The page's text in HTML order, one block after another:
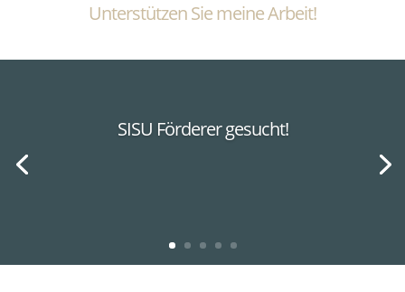
Unterstützen Sie meine Arbeit!
SISU Förderer gesucht!